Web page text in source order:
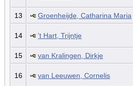
13 Groenheijde, Catharina Maria
14 't Hart, Trijntje
15 van Kralingen, Dirkje
16 van Leeuwen, Cornelis